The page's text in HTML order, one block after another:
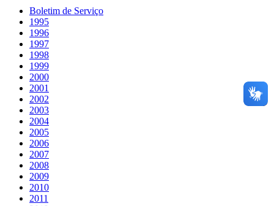
Boletim de Serviço
1995
1996
1997
1998
1999
2000
2001
2002
2003
2004
2005
2006
2007
2008
2009
2010
2011